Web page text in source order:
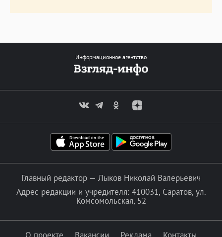
Информационное агентство
Главный редактор — Лыков Николай Валерьевич
Адрес редакции и учредителя: 410031, Саратов, ул.
Комсомольская, 52